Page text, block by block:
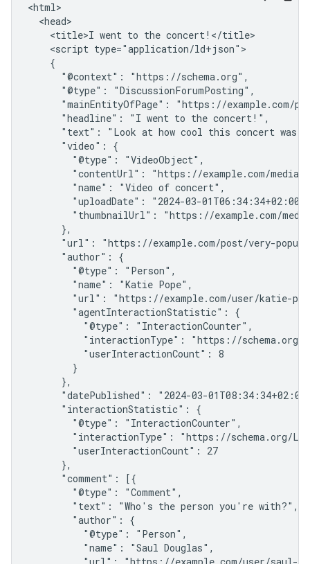
<html>
  <head>
    <title>I went to the concert!</title>
    <script type="application/ld+json">
    {
      "@context": "https://schema.org",
      "@type": "DiscussionForumPosting",
"mainEntityOfPage": "https://example.com/
      "headline": "I went to the concert!",
"text": "Look at how cool this concert
      "video": {
        "@type": "VideoObject",
"contentUrl": "https://example.com/media/
        "name": "Video of concert",
"uploadDate": "2024-03-
"thumbnailUrl": "https://example.com/
      },
"url": "https://example.com/post/very-
      "author": {
        "@type": "Person",
        "name": "Katie Pope",
"url": "https://example.com/user/katie-
        "agentInteractionStatistic": {
          "@type": "InteractionCounter",
"interactionType": "https://schema.org/
          "userInteractionCount": 8
        }
      },
"datePublished": "2024-03-
      "interactionStatistic": {
        "@type": "InteractionCounter",
"interactionType": "https://schema.org/
        "userInteractionCount": 27
      },
      "comment": [{
        "@type": "Comment",
        "text": "Who's the person you're with?",
        "author": {
          "@type": "Person",
          "name": "Saul Douglas",